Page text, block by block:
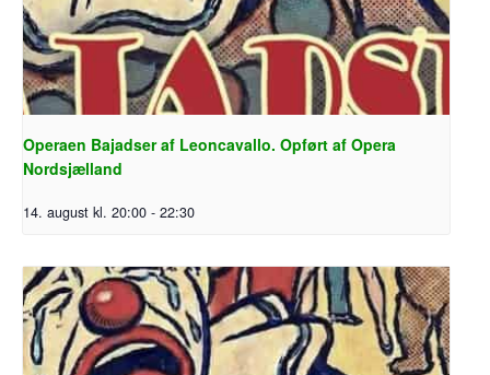
Operaen Bajadser af Leoncavallo. Opført af Opera
Nordsjælland
14. august kl. 20:00 - 22:30